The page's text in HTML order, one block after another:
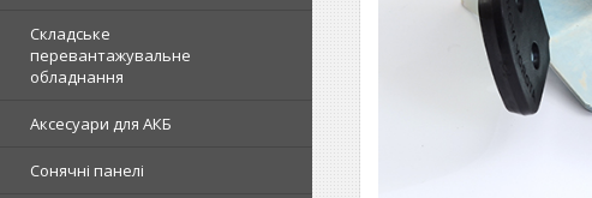
Складське
перевантажувальне
обладнання
Аксесуари для АКБ
Сонячні панелі